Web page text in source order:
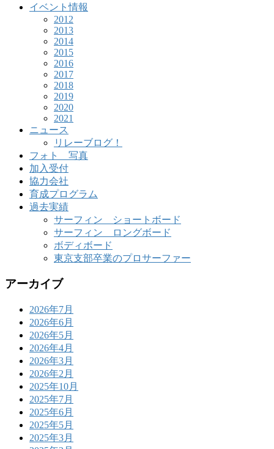
イベント情報
2012
2013
2014
2015
2016
2017
2018
2019
2020
2021
ニュース
リレーブログ！
フォト 写真
加入受付
協力会社
育成プログラム
過去実績
サーフィン ショートボード
サーフィン ロングボード
ボディボード
東京支部卒業のプロサーファー
アーカイブ
2026年7月
2026年6月
2026年5月
2026年4月
2026年3月
2026年2月
2025年10月
2025年7月
2025年6月
2025年5月
2025年3月